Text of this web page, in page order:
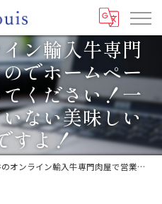
ン輸入牛専門
でホームペー
ください！一
ない美味しい
すよ！
牛専門肉屋で営業中なのでホームページをご覧になってください！一般には出回っていない美味しい輸入牛ですよ！